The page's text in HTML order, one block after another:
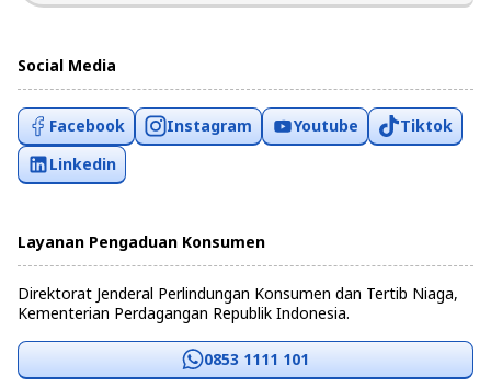
Social Media
Facebook Instagram Youtube
Tiktok
Linkedin
Layanan Pengaduan Konsumen
Direktorat Jenderal Perlindungan Konsumen dan Tertib Niaga,
Kementerian Perdagangan Republik Indonesia.
0853 1111 101